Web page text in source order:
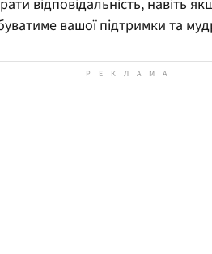
відповідальність, навіть
вашої підтримки та